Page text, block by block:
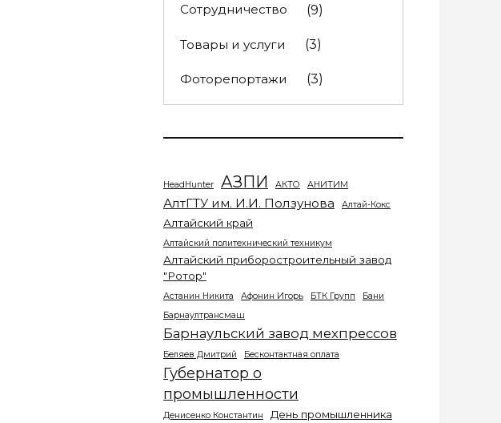
Сотрудничество (9)
Товары и услуги (3)
Фоторепортажи (3)
HeadHunter АЗПИ АКТО АНИТИМ
АлтГТУ им. И.И. Ползунова Алтай-Кокс
Алтайский край
Алтайский политехнический техникум
Алтайский приборостроительный завод
"Ротор"
Астанин Никита Афонин Игорь БТК Групп
Бани
Барнаултрансмаш
Барнаульский завод мехпрессов
Беляев Дмитрий Бесконтактная оплата
Губернатор о
промышленности
Денисенко Константин День промышленника